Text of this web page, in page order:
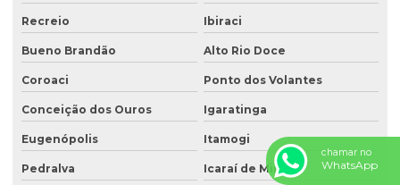
Recreio Ibiraci
Bueno Brandão Alto Rio Doce
Coroaci Ponto dos Volantes
Conceição dos Ouros Igaratinga
Eugenópolis Itamogi
Pedralva Icaraí de Minas
chamar no
WhatsApp